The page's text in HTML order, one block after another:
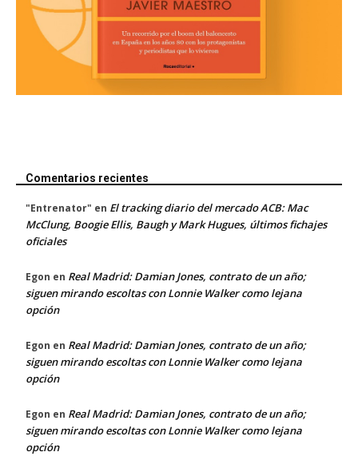
Comentarios recientes
"Entrenator" en El tracking diario del mercado ACB: Mac
McClung, Boogie Ellis, Baugh y Mark Hugues, últimos fichajes
oficiales
Egon en Real Madrid: Damian Jones, contrato de un año;
siguen mirando escoltas con Lonnie Walker como lejana
opción
Egon en Real Madrid: Damian Jones, contrato de un año;
siguen mirando escoltas con Lonnie Walker como lejana
opción
Egon en Real Madrid: Damian Jones, contrato de un año;
siguen mirando escoltas con Lonnie Walker como lejana
opción